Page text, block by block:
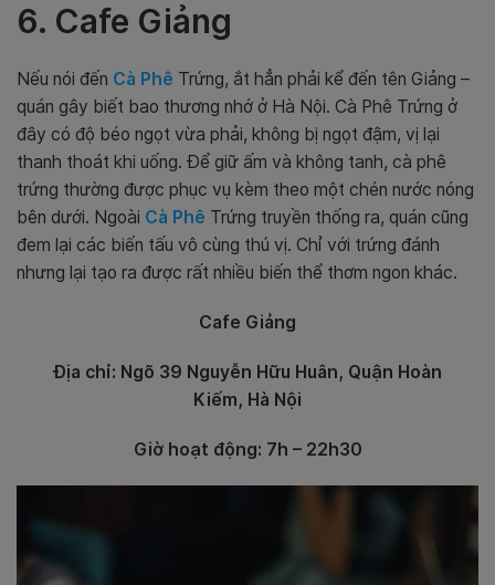
6. Cafe Giảng
Nếu nói đến Cà Phê Trứng, ắt hẳn phải kể đến tên Giảng –
quán gây biết bao thương nhớ ở Hà Nội. Cà Phê Trứng ở
đây có độ béo ngọt vừa phải, không bị ngọt đậm, vị lại
thanh thoát khi uống. Để giữ ấm và không tanh, cà phê
trứng thường được phục vụ kèm theo một chén nước nóng
bên dưới. Ngoài Cà Phê Trứng truyền thống ra, quán cũng
đem lại các biến tấu vô cùng thú vị. Chỉ với trứng đánh
nhưng lại tạo ra được rất nhiều biến thể thơm ngon khác.
Cafe Giảng
Địa chỉ: Ngõ 39 Nguyễn Hữu Huân, Quận Hoàn
Kiếm, Hà Nội
Giờ hoạt động: 7h – 22h30